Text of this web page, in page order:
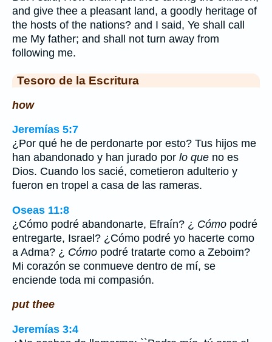
and give thee a pleasant land, a goodly heritage of
the hosts of the nations? and I said, Ye shall call
me My father; and shall not turn away from
following me.
Tesoro de la Escritura
how
Jeremías 5:7
¿Por qué he de perdonarte por esto? Tus hijos me
han abandonado y han jurado por lo que no es
Dios. Cuando los sacié, cometieron adulterio y
fueron en tropel a casa de las rameras.
Oseas 11:8
¿Cómo podré abandonarte, Efraín? ¿ Cómo podré
entregarte, Israel? ¿Cómo podré yo hacerte como
a Adma? ¿ Cómo podré tratarte como a Zeboim?
Mi corazón se conmueve dentro de mí, se
enciende toda mi compasión.
put thee
Jeremías 3:4